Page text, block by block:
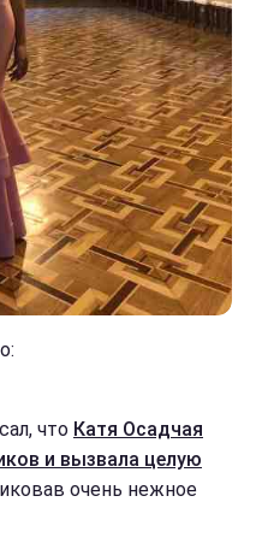
что Катя Осадчая
и вызвала целую
очень нежное